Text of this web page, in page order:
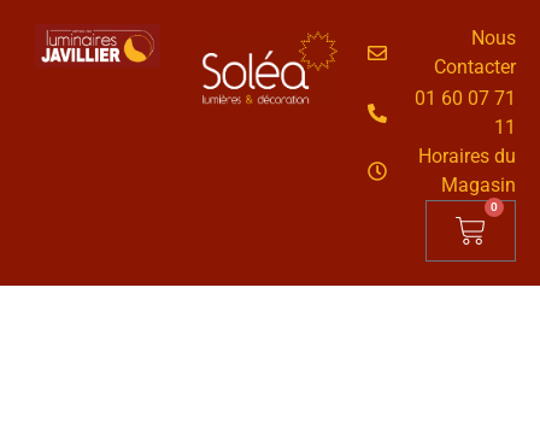
Nous
Contacter
01 60 07 71
11
Horaires du
Magasin
0